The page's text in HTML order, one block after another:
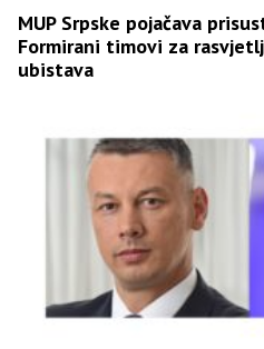
MUP Srpske pojačava
Formirani timovi za
ubistava